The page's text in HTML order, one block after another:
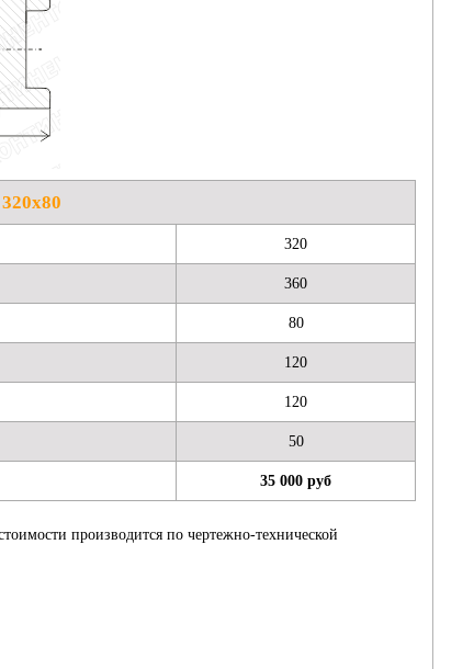
320
360
80
120
120
50
35 000 руб
производится по чертежно-технической